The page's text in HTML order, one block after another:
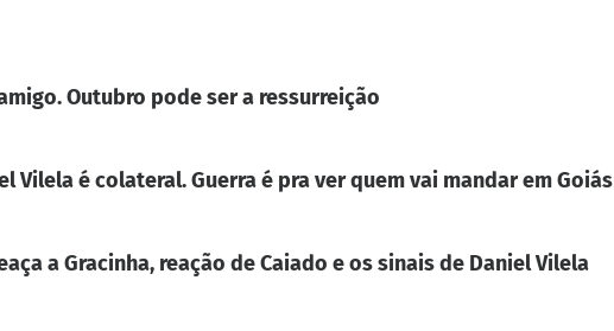
Outubro pode ser a ressurreição
Vilela é colateral. Guerra é pra ver quem vai mandar em Goiás
a Gracinha, reação de Caiado e os sinais de Daniel Vilela